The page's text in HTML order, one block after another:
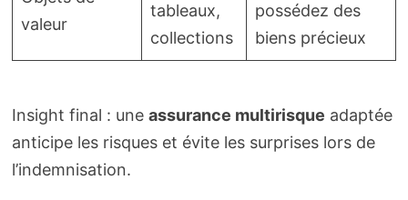
valeur
tableaux,
collections
possédez des
biens précieux
Insight final : une assurance multirisque adaptée
anticipe les risques et évite les surprises lors de
l’indemnisation.